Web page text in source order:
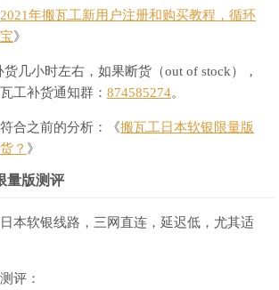
2021年搬瓦工新用户注册和购买教程，循环
》
几小时左右，如果断货（out of stock），
工补货通知群： 874585274。
合之前的分析：《搬瓦工日本软银限量版
？ 》
量版测评
本软银线路，三网直连，延迟低，尤其适
评：